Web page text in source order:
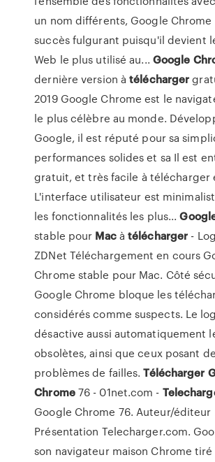
un nom différents, Google Chrome
succès fulgurant puisqu'il devient
Web le plus utilisé au... Google
dernière version àtélécharger
2019 Google Chrome est le
le plus célèbre au monde.
Google, il est réputé pour sa
performances solides et sa Il est
gratuit, et très facile à télécharger
L'interface utilisateur est
les fonctionnalités les plus...
stable pour Macàtélécharger -
ZDNet Téléchargement en cours
Chrome stable pour Mac. Côté
Google Chrome bloque les
considérés comme suspects. Le
désactive aussi automatiquement
obsolètes, ainsi que ceux posant
problèmes de failles.Télécharger
Chrome76 - 01net.com -
Google Chrome 76. Auteur/éditeur
Présentation Telecharger.com.
son navigateur maison Chrome